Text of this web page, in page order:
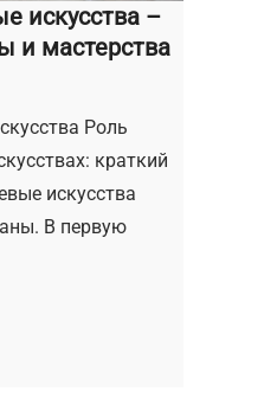
искусства –
и мастерства
Роль
краткий
искусства
В первую